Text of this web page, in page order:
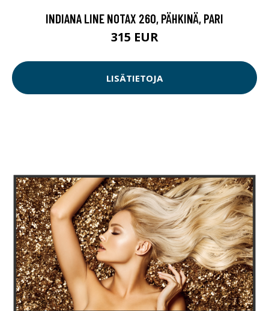
INDIANA LINE NOTAX 260, PÄHKINÄ, PARI
315 EUR
LISÄTIETOJA